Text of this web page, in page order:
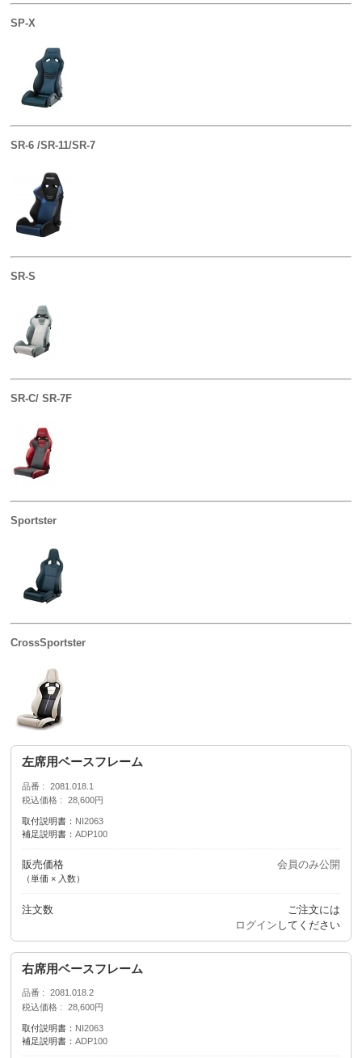
SP-X
SR-6 /SR-11/SR-7
SR-S
SR-C/ SR-7F
Sportster
CrossSportster
左席用ベースフレーム
品番
2081.018.1
税込価格
28,600円
取付説明書： NI2063
補足説明書： ADP100
販売価格
（単価 × 入数）
会員のみ公開
注文数
ご注文には
ログイン してください
右席用ベースフレーム
品番
2081.018.2
税込価格
28,600円
取付説明書： NI2063
補足説明書： ADP100